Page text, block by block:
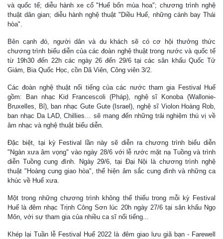
và quốc tế; diễu hành xe cổ "Huế bốn mùa hoa"; chương trình nghệ
thuật dân gian; diễu hành nghệ thuật "Diều Huế, những cánh bay Thái
hòa".
Bên cạnh đó, người dân và du khách sẽ có cơ hội thưởng thức
chương trình biểu diễn của các đoàn nghệ thuật trong nước và quốc tế
từ 19h30 đến 22h các ngày 26 đến 29/6 tại các sân khấu Quốc Tử
Giám, Bia Quốc Học, cồn Dã Viên, Công viên 3/2.
Các đoàn nghệ thuật nổi tiếng của các nước tham gia Festival Huế
gồm: Ban nhạc Kid Francescoli (Pháp), nghệ sĩ Konoba (Wallonie-
Bruxelles, Bỉ), ban nhạc Gute Gute (Israel), nghệ sĩ Violon Hoàng Rob,
ban nhạc Da LAD, Chillies… sẽ mang đến những trải nghiệm thú vị về
âm nhạc và nghệ thuật biểu diễn.
Đặc biệt, tại kỳ Festival lần này sẽ diễn ra chương trình biểu diễn
"Ngàn xưa âm vọng" vào ngày 28/6 với lễ rước mặt nạ Tuồng và trình
diễn Tuồng cung đình. Ngày 29/6, tại Đại Nội là chương trình nghệ
thuật "Hoàng cung giao hòa", thể hiện âm sắc cung đình và những ca
khúc về Huế xưa.
Một trong những chương trình không thể thiếu trong mỗi kỳ Festival
Huế là đêm nhạc Trịnh Công Sơn lúc 20h ngày 27/6 tại sân khấu Ngọ
Môn, với sự tham gia của nhiều ca sĩ nổi tiếng...
Khép lại Tuần lễ Festival Huế 2022 là đêm giao lưu giã bạn - Farewell